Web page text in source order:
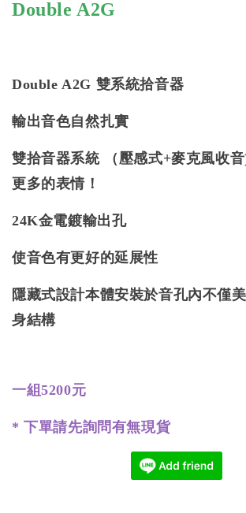
Double A2G
Double A2G 雙系統拾音器
輸出音色自然扎實
雙拾音器系統 （壓感式+麥克風收
更多的表情！
24K金電鍍輸出孔
使音色有更好的延展性
隱藏式設計本體安裝於音孔內不僅
身結構
一組5200元
* 下單請先詢問有無現貨